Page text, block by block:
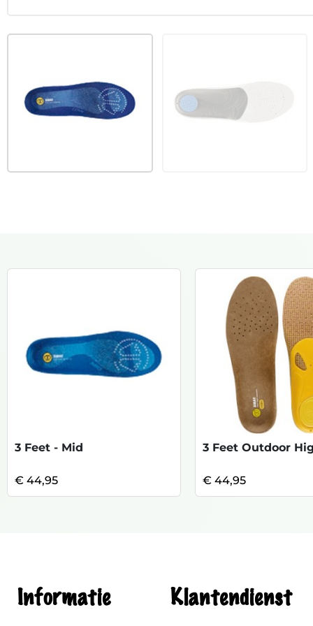
3 Feet - Mid
€ 44,95
3 Feet Outdoor
€ 44,95
Informatie Klantendienst